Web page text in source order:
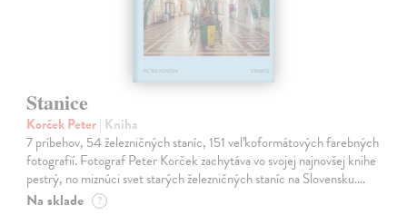
Stanice
Korček Peter| Kniha
7 príbehov, 54 železničných staníc, 151 veľkoformátových farebných
fotografií. Fotograf Peter Korček zachytáva vo svojej najnovšej knihe
pestrý, no miznúci svet starých železničných staníc na Slovensku.…
Na sklade ?